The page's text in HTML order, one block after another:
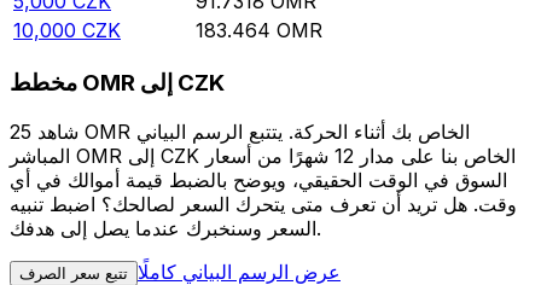
10,000 CZK 183.464 OMR
مخطط OMR إلى CZK
شاهد 25 OMR الخاص بك أثناء الحركة. يتتبع الرسم البياني
المباشر OMR إلى CZK الخاص بنا على مدار 12 شهرًا من أسعار
السوق في الوقت الحقيقي، ويوضح بالضبط قيمة أموالك في أي
وقت. هل تريد أن تعرف متى يتحرك السعر لصالحك؟ اضبط تنبيه
السعر وسنخبرك عندما يصل إلى هدفك.
تتبع سعر الصرف عرض الرسم البياني كاملًا